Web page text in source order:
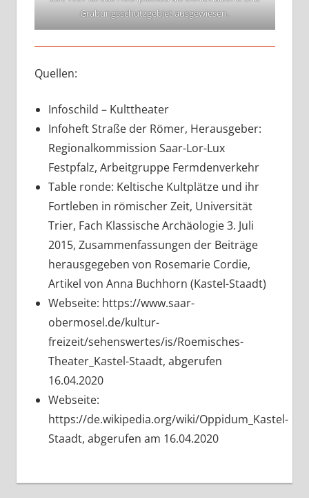
Grabungsschutzgebiet ausgewiesen.
Quellen:
Infoschild – Kulttheater
Infoheft Straße der Römer, Herausgeber:
Regionalkommission Saar-Lor-Lux
Festpfalz, Arbeitgruppe Fermdenverkehr
Table ronde: Keltische Kultplätze und ihr
Fortleben in römischer Zeit, Universität
Trier, Fach Klassische Archäologie 3. Juli
2015, Zusammenfassungen der Beiträge
herausgegeben von Rosemarie Cordie,
Artikel von Anna Buchhorn (Kastel-Staadt)
Webseite: https://www.saar-
obermosel.de/kultur-
freizeit/sehenswertes/is/Roemisches-
Theater_Kastel-Staadt, abgerufen
16.04.2020
Webseite:
https://de.wikipedia.org/wiki/Oppidum_Kastel-
Staadt, abgerufen am 16.04.2020